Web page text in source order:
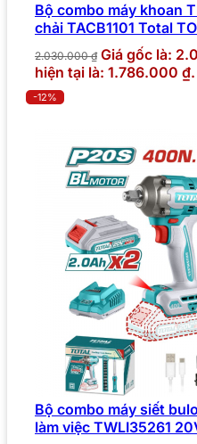
Bộ combo máy khoan
chải TACB1101 Total
2.030.000₫ Giá gốc là:
hiện tại là: 1.786.000 ₫.
-12%
Bộ combo máy siết
làm việc TWLI35261